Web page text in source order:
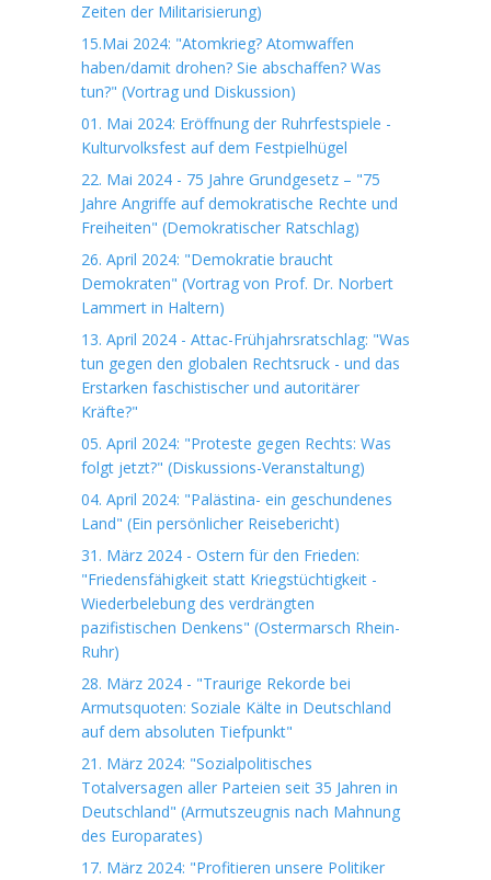
Zeiten der Militarisierung)
15.Mai 2024: "Atomkrieg? Atomwaffen
haben/damit drohen? Sie abschaffen? Was
tun?" (Vortrag und Diskussion)
01. Mai 2024: Eröffnung der Ruhrfestspiele -
Kulturvolksfest auf dem Festpielhügel
22. Mai 2024 - 75 Jahre Grundgesetz – "75
Jahre Angriffe auf demokratische Rechte und
Freiheiten" (Demokratischer Ratschlag)
26. April 2024: "Demokratie braucht
Demokraten" (Vortrag von Prof. Dr. Norbert
Lammert in Haltern)
13. April 2024 - Attac-Frühjahrsratschlag: "Was
tun gegen den globalen Rechtsruck - und das
Erstarken faschistischer und autoritärer
Kräfte?"
05. April 2024: "Proteste gegen Rechts: Was
folgt jetzt?" (Diskussions-Veranstaltung)
04. April 2024: "Palästina- ein geschundenes
Land" (Ein persönlicher Reisebericht)
31. März 2024 - Ostern für den Frieden:
"Friedensfähigkeit statt Kriegstüchtigkeit -
Wiederbelebung des verdrängten
pazifistischen Denkens" (Ostermarsch Rhein-
Ruhr)
28. März 2024 - "Traurige Rekorde bei
Armutsquoten: Soziale Kälte in Deutschland
auf dem absoluten Tiefpunkt"
21. März 2024: "Sozialpolitisches
Totalversagen aller Parteien seit 35 Jahren in
Deutschland" (Armutszeugnis nach Mahnung
des Europarates)
17. März 2024: "Profitieren unsere Politiker